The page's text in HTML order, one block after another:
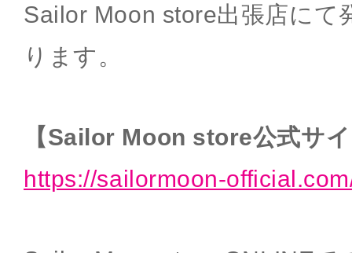
Sailor Moon store出張店にて
ります。
【Sailor Moon store公式サ
https://sailormoon-